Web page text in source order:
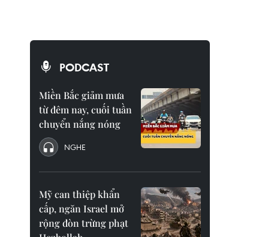
PODCAST
Miền Bắc giảm mưa
từ đêm nay, cuối tuần
chuyển nắng nóng
NGHE
Mỹ can thiệp khẩn
cấp, ngăn Israel mở
rộng đòn trừng phạt